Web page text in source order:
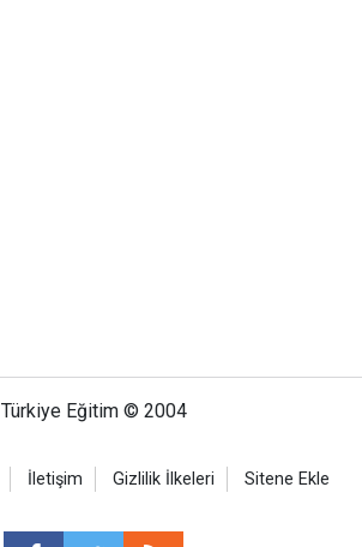
Türkiye Eğitim © 2004
İletişim Gizlilik İlkeleri Sitene Ekle